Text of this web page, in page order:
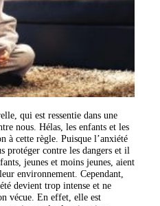
qui est ressentie dans une
nous. Hélas, les enfants et les
à cette règle. Puisque l’anxiété
protéger contre les dangers et il
jeunes et moins jeunes, aient
environnement. Cependant,
devient trop intense et ne
vécue. En effet, elle est